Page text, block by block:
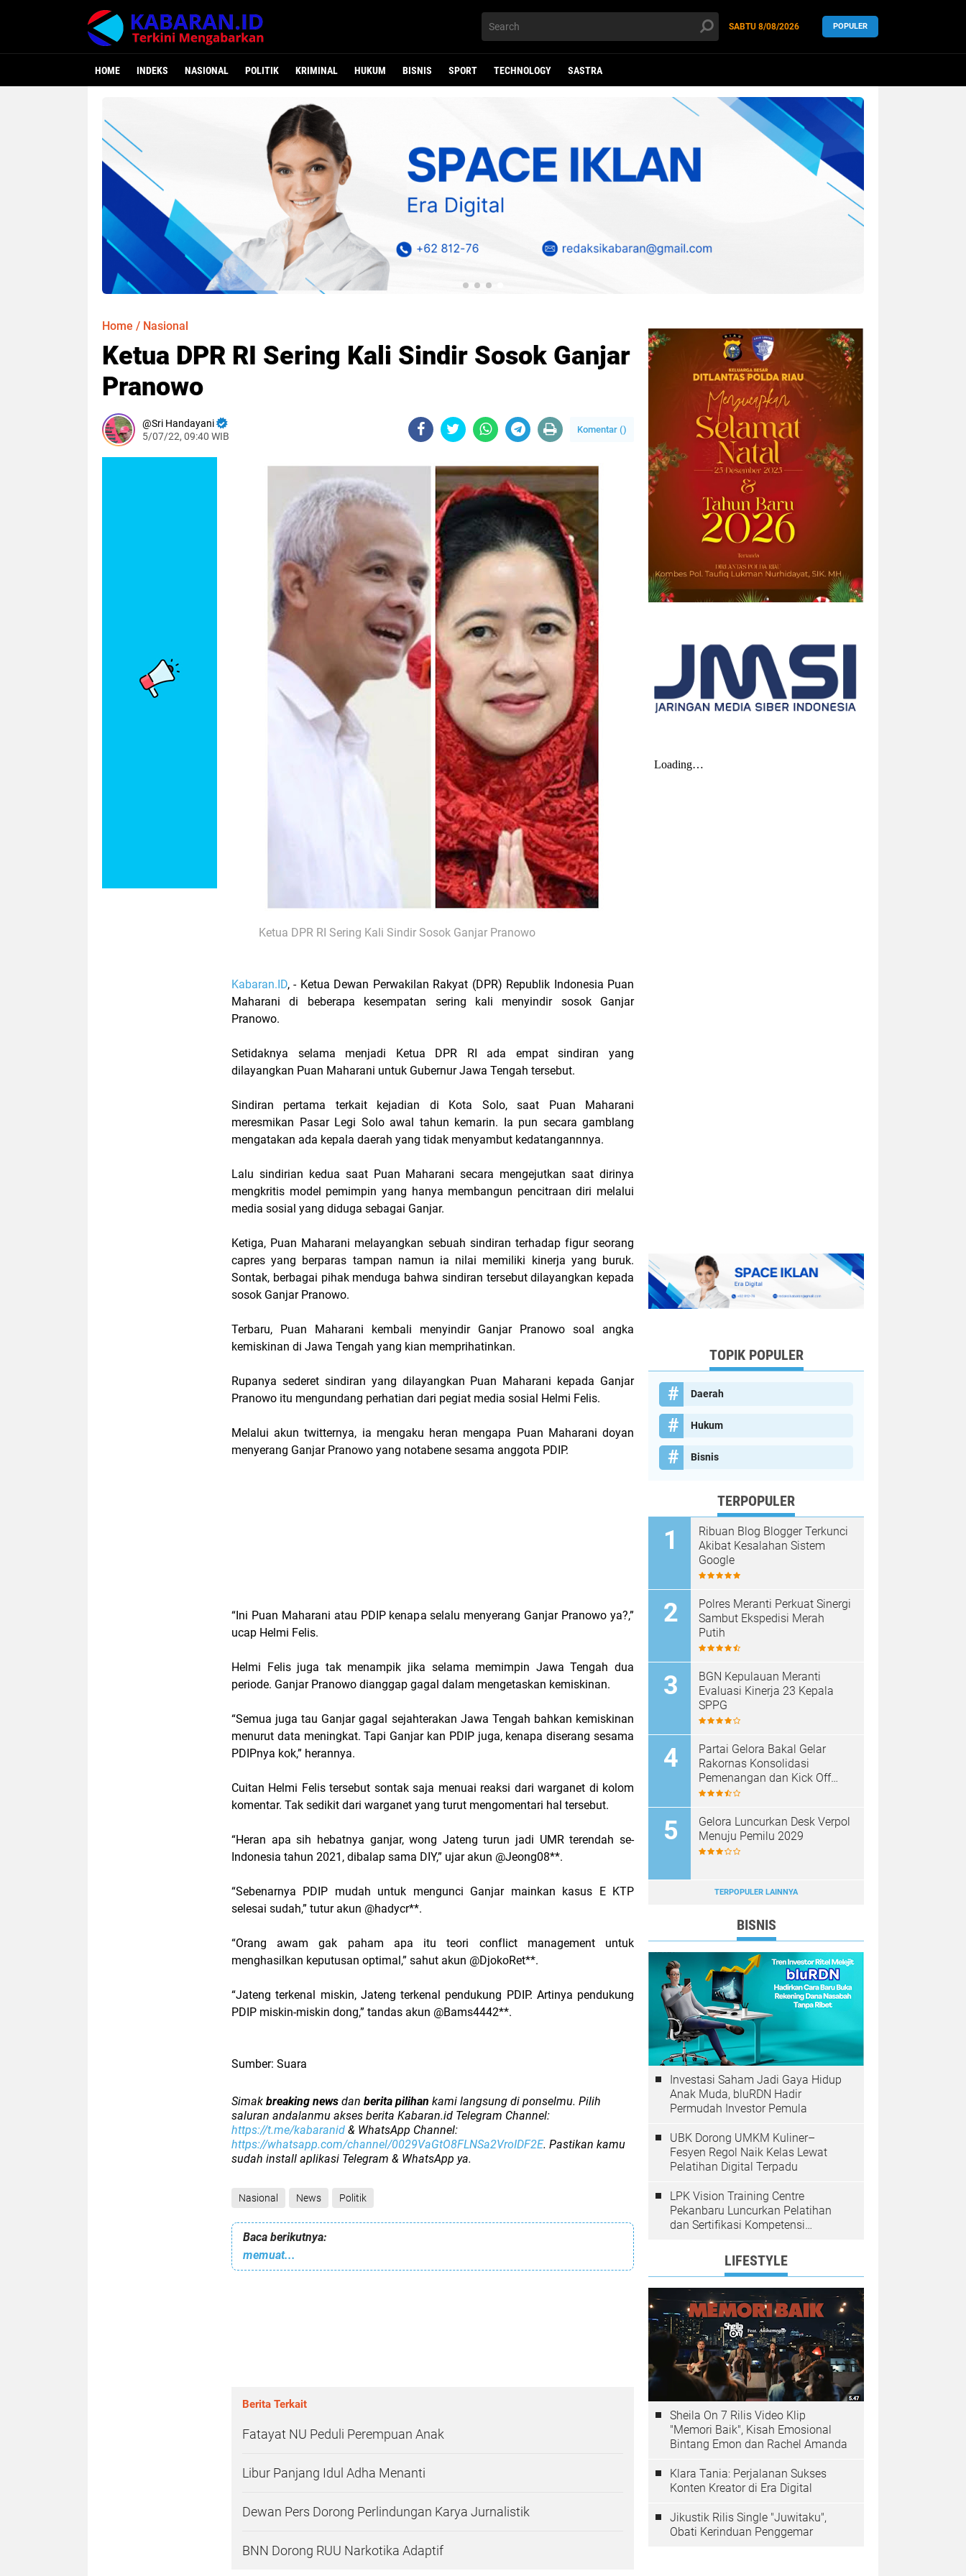
SABTU 8/08/2026 POPULER
HOME INDEKS NASIONAL POLITIK KRIMINAL HUKUM BISNIS SPORT TECHNOLOGY SASTRA
Home / Nasional
Ketua DPR RI Sering Kali Sindir Sosok Ganjar
Pranowo
Sri Handayani
5/07/22, 09:40 WIB
Komentar ()
Ketua DPR RI Sering Kali Sindir Sosok Ganjar Pranowo
Kabaran.ID, - Ketua Dewan Perwakilan Rakyat (DPR) Republik Indonesia Puan
Maharani di beberapa kesempatan sering kali menyindir sosok Ganjar
Pranowo.
Setidaknya selama menjadi Ketua DPR RI ada empat sindiran yang
dilayangkan Puan Maharani untuk Gubernur Jawa Tengah tersebut.
Sindiran pertama terkait kejadian di Kota Solo, saat Puan Maharani
meresmikan Pasar Legi Solo awal tahun kemarin. Ia pun secara gamblang
mengatakan ada kepala daerah yang tidak menyambut kedatangannnya.
Lalu sindirian kedua saat Puan Maharani secara mengejutkan saat dirinya
mengkritis model pemimpin yang hanya membangun pencitraan diri melalui
media sosial yang diduga sebagai Ganjar.
Ketiga, Puan Maharani melayangkan sebuah sindiran terhadap figur seorang
capres yang berparas tampan namun ia nilai memiliki kinerja yang buruk.
Sontak, berbagai pihak menduga bahwa sindiran tersebut dilayangkan kepada
sosok Ganjar Pranowo.
Terbaru, Puan Maharani kembali menyindir Ganjar Pranowo soal angka
kemiskinan di Jawa Tengah yang kian memprihatinkan.
Rupanya sederet sindiran yang dilayangkan Puan Maharani kepada Ganjar
Pranowo itu mengundang perhatian dari pegiat media sosial Helmi Felis.
Melalui akun twitternya, ia mengaku heran mengapa Puan Maharani doyan
menyerang Ganjar Pranowo yang notabene sesama anggota PDIP.
“Ini Puan Maharani atau PDIP kenapa selalu menyerang Ganjar Pranowo ya?,”
ucap Helmi Felis.
Helmi Felis juga tak menampik jika selama memimpin Jawa Tengah dua
periode. Ganjar Pranowo dianggap gagal dalam mengetaskan kemiskinan.
“Semua juga tau Ganjar gagal sejahterakan Jawa Tengah bahkan kemiskinan
menurut data meningkat. Tapi Ganjar kan PDIP juga, kenapa diserang sesama
PDIPnya kok,” herannya.
Cuitan Helmi Felis tersebut sontak saja menuai reaksi dari warganet di kolom
komentar. Tak sedikit dari warganet yang turut mengomentari hal tersebut.
“Heran apa sih hebatnya ganjar, wong Jateng turun jadi UMR terendah se-
Indonesia tahun 2021, dibalap sama DIY,” ujar akun @Jeong08**.
“Sebenarnya PDIP mudah untuk mengunci Ganjar mainkan kasus E KTP
selesai sudah,” tutur akun @hadycr**.
“Orang awam gak paham apa itu teori conflict management untuk
menghasilkan keputusan optimal,” sahut akun @DjokoRet**.
“Jateng terkenal miskin, Jateng terkenal pendukung PDIP. Artinya pendukung
PDIP miskin-miskin dong,” tandas akun @Bams4442**.
Sumber: Suara
Simak breaking news dan berita pilihan kami langsung di ponselmu. Pilih
saluran andalanmu akses berita Kabaran.id Telegram Channel:
https://t.me/kabaranid & WhatsApp Channel:
https://whatsapp.com/channel/0029VaGtO8FLNSa2VroIDF2E. Pastikan kamu
sudah install aplikasi Telegram & WhatsApp ya.
Nasional News Politik
Baca berikutnya:
memuat...
Berita Terkait
Fatayat NU Peduli Perempuan Anak
Libur Panjang Idul Adha Menanti
Dewan Pers Dorong Perlindungan Karya Jurnalistik
BNN Dorong RUU Narkotika Adaptif
TOPIK POPULER
Daerah
Hukum
Bisnis
TERPOPULER
Ribuan Blog Blogger Terkunci
Akibat Kesalahan Sistem
Google
Polres Meranti Perkuat Sinergi
Sambut Ekspedisi Merah
Putih
BGN Kepulauan Meranti
Evaluasi Kinerja 23 Kepala
SPPG
Partai Gelora Bakal Gelar
Rakornas Konsolidasi
Pemenangan dan Kick Off
Pencalegan
Gelora Luncurkan Desk Verpol
Menuju Pemilu 2029
TERPOPULER LAINNYA
BISNIS
Investasi Saham Jadi Gaya Hidup
Anak Muda, bluRDN Hadir
Permudah Investor Pemula
UBK Dorong UMKM Kuliner–
Fesyen Regol Naik Kelas Lewat
Pelatihan Digital Terpadu
LPK Vision Training Centre
Pekanbaru Luncurkan Pelatihan
dan Sertifikasi Kompetensi
LIFESTYLE
Sheila On 7 Rilis Video Klip
"Memori Baik", Kisah Emosional
Bintang Emon dan Rachel Amanda
Klara Tania: Perjalanan Sukses
Konten Kreator di Era Digital
Jikustik Rilis Single "Juwitaku",
Obati Kerinduan Penggemar